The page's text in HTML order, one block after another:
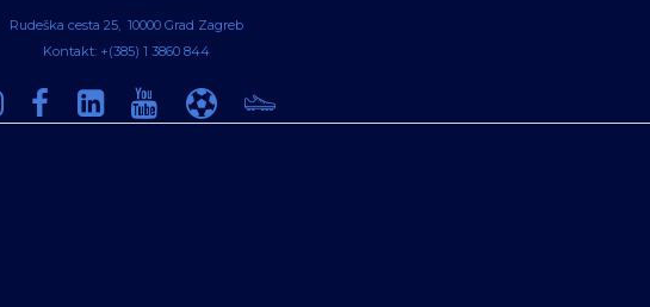
Rudeška cesta 25, 10000 Grad Zagreb
Kontakt: +(385) 1 3860 844